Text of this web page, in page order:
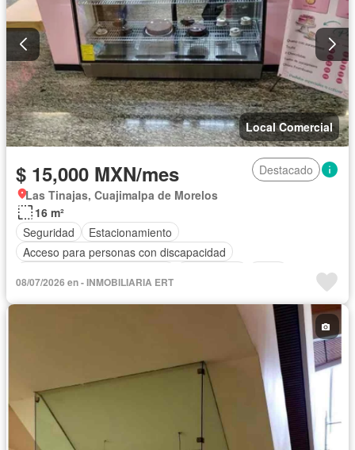
Local Comercial
$ 15,000 MXN/mes
Destacado
Las Tinajas, Cuajimalpa de Morelos
16 m²
Seguridad
Estacionamiento
Acceso para personas con discapacidad
Calefacción
Gas natural
08/07/2026 en - INMOBILIARIA ERT